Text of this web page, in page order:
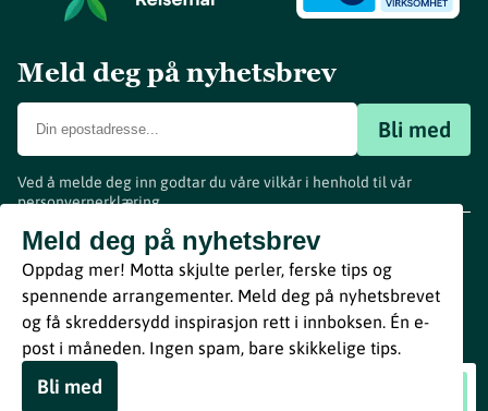
Juleverksted
Meld deg på nyhetsbrev
Bli med
Ved å melde deg inn godtar du våre vilkår i henhold til vår
personvernerklæring.
Meld deg på nyhetsbrev
Oppdag mer! Motta skjulte perler, ferske tips og
spennende arrangementer. Meld deg på nyhetsbrevet
og få skreddersydd inspirasjon rett i innboksen. Én e-
post i måneden. Ingen spam, bare skikkelige tips.
Bli med
www.visitvestfold.com
Turistinformasjon
Vestfold Fylkeskommune
ByBreakfast